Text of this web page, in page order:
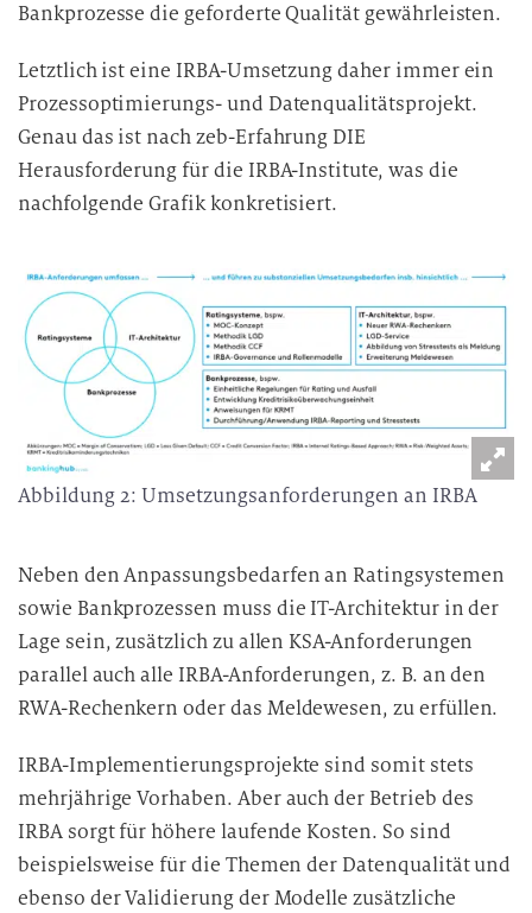
Bankprozesse die geforderte Qualität gewährleisten.
Letztlich ist eine IRBA-Umsetzung daher immer ein
Prozessoptimierungs- und Datenqualitätsprojekt.
Genau das ist nach zeb-Erfahrung DIE
Herausforderung für die IRBA-Institute, was die
nachfolgende Grafik konkretisiert.
Abbildung 2: Umsetzungsanforderungen an IRBA
Neben den Anpassungsbedarfen an Ratingsystemen
sowie Bankprozessen muss die IT-Architektur in der
Lage sein, zusätzlich zu allen KSA-Anforderungen
parallel auch alle IRBA-Anforderungen, z. B. an den
RWA-Rechenkern oder das Meldewesen, zu erfüllen.
IRBA-Implementierungsprojekte sind somit stets
mehrjährige Vorhaben. Aber auch der Betrieb des
IRBA sorgt für höhere laufende Kosten. So sind
beispielsweise für die Themen der Datenqualität und
ebenso der Validierung der Modelle zusätzliche